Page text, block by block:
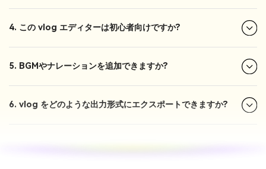
4. この vlog エディターは初心者向けですか?
5. BGMやナレーションを追加できますか?
6. vlog をどのような出力形式にエクスポートできますか?